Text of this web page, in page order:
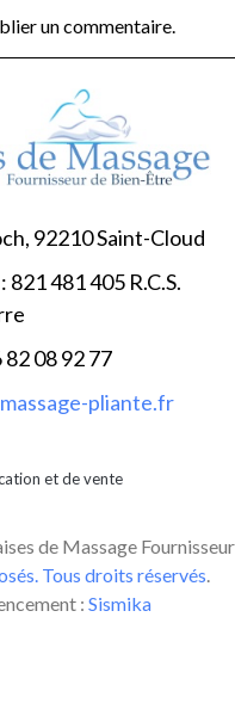
un commentaire.
92210 Saint-Cloud
481 405 R.C.S.
82 08 92 77
pliante.fr
et de vente
de Massage Fournisseur
Tous droits réservés
: Sismika